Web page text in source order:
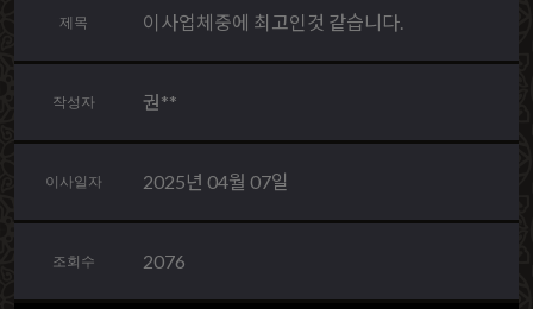
제목 이사업체중에 최고인것 같습니다.
작성자 권**
이사일자 2025년 04월 07일
조회수 2076